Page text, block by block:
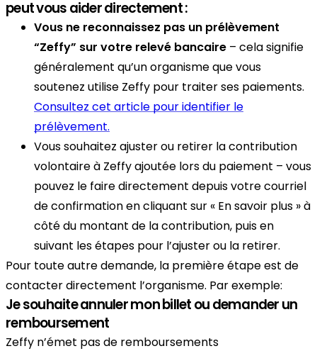
peut vous aider directement :
Vous ne reconnaissez pas un prélèvement
“Zeffy” sur votre relevé bancaire – cela signifie
généralement qu’un organisme que vous
soutenez utilise Zeffy pour traiter ses paiements.
Consultez cet article pour identifier le
prélèvement.
Vous souhaitez ajuster ou retirer la contribution
volontaire à Zeffy ajoutée lors du paiement – vous
pouvez le faire directement depuis votre courriel
de confirmation en cliquant sur « En savoir plus » à
côté du montant de la contribution, puis en
suivant les étapes pour l’ajuster ou la retirer.
Pour toute autre demande, la première étape est de
contacter directement l’organisme. Par exemple:
Je souhaite annuler mon billet ou demander un
remboursement
Zeffy n’émet pas de remboursements